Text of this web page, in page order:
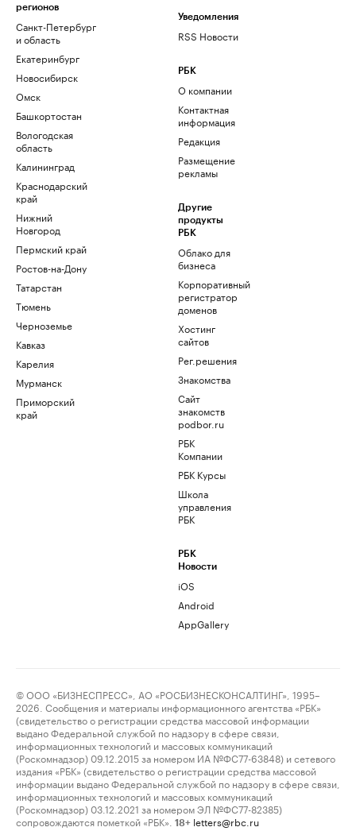
регионов
Санкт-Петербург
и область
Екатеринбург
Новосибирск
Омск
Башкортостан
Вологодская
область
Калининград
Краснодарский
край
Нижний
Новгород
Пермский край
Ростов-на-Дону
Татарстан
Тюмень
Черноземье
Кавказ
Карелия
Мурманск
Приморский
край
Уведомления
RSS Новости
РБК
О компании
Контактная
информация
Редакция
Размещение
рекламы
Другие
продукты
РБК
Облако для
бизнеса
Корпоративный
регистратор
доменов
Хостинг
сайтов
Рег.решения
Знакомства
Сайт
знакомств
podbor.ru
РБК
Компании
РБК Курсы
Школа
управления
РБК
РБК
Новости
iOS
Android
AppGallery
© ООО «БИЗНЕСПРЕСС», АО «РОСБИЗНЕСКОНСАЛТИНГ», 1995–
2026. Сообщения и материалы информационного агентства «РБК»
(свидетельство о регистрации средства массовой информации
выдано Федеральной службой по надзору в сфере связи,
информационных технологий и массовых коммуникаций
(Роскомнадзор) 09.12.2015 за номером ИА №ФС77-63848) и сетевого
издания «РБК» (свидетельство о регистрации средства массовой
информации выдано Федеральной службой по надзору в сфере связи,
информационных технологий и массовых коммуникаций
(Роскомнадзор) 03.12.2021 за номером ЭЛ №ФС77-82385)
сопровождаются пометкой «РБК».
18+ letters@rbc.ru